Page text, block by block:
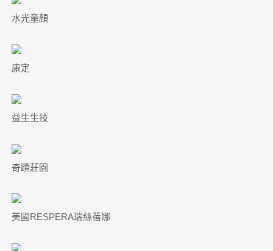
水光童顏
康定
益生生技
奇蹟莊園
美國RESPERA瑞絲蓓娜